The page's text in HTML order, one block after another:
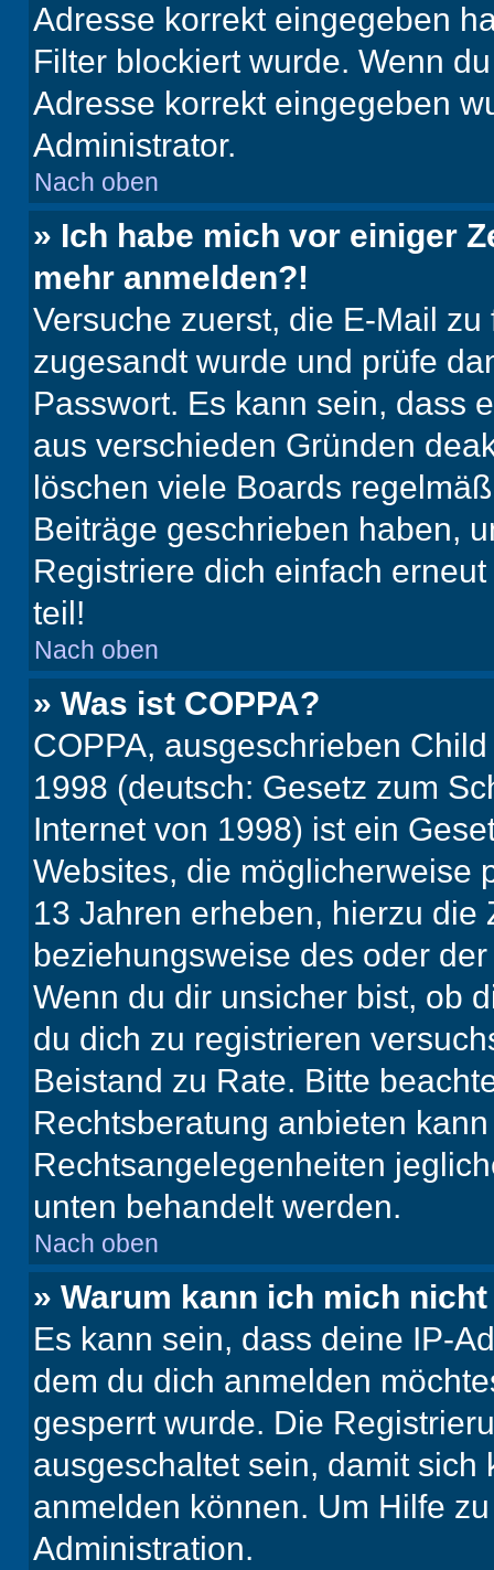
Adresse korrekt eingegeben
Filter blockiert wurde. Wenn
Adresse korrekt eingegeben
Administrator.
Nach oben
» Ich habe mich vor einiger
mehr anmelden?!
Versuche zuerst, die E-Mail
zugesandt wurde und prüfe
Passwort. Es kann sein, dass
aus verschieden Gründen
löschen viele Boards
Beiträge geschrieben haben,
Registriere dich einfach
teil!
Nach oben
» Was ist COPPA?
COPPA, ausgeschrieben
1998 (deutsch: Gesetz zum
Internet von 1998) ist ein
Websites, die möglicherweise
13 Jahren erheben, hierzu die
beziehungsweise des oder
Wenn du dir unsicher bist, ob
du dich zu registrieren
Beistand zu Rate. Bitte
Rechtsberatung anbieten
Rechtsangelegenheiten
unten behandelt werden.
Nach oben
» Warum kann ich mich
Es kann sein, dass deine IP-
dem du dich anmelden
gesperrt wurde. Die
ausgeschaltet sein, damit
anmelden können. Um Hilfe
Administration.